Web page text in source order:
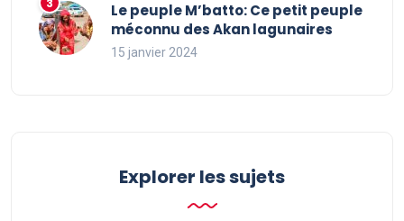
Le peuple M’batto: Ce petit peuple
méconnu des Akan lagunaires
15 janvier 2024
Explorer les sujets